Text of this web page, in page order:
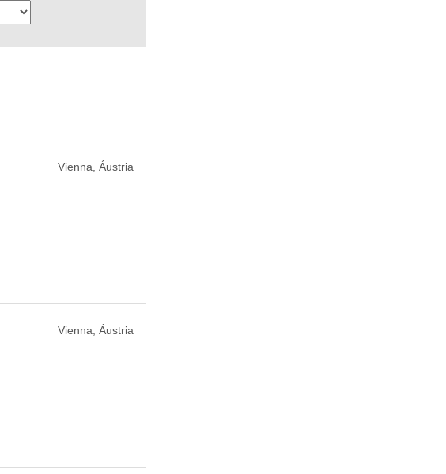
Vienna, Áustria
Vienna, Áustria